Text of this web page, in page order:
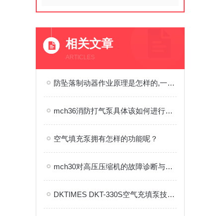
相关文章
ARTICLES
防坠落制动器作业原理是怎样的,一文秒懂
mch36消防打气泵具体该如何进行使用呢？
空气填充泵拥有怎样的功能呢？
mch30对高压压缩机的故障诊断与状态监测非常有利
DKTIMES DKT-330S空气充填泵技术解析